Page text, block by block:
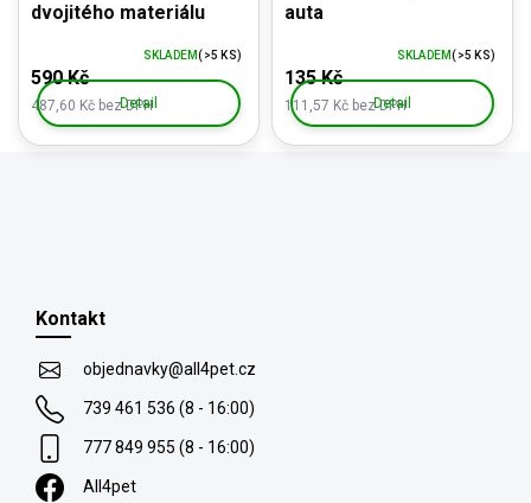
dvojitého materiálu
487,60 Kč bez DPH
590 Kč
SKLADEM(>5 KS)
Detail
auta
111,57 Kč bez DPH
135 Kč
SKLADEM(>5 KS)
Detail
Kontakt
objednavky@all4pet.cz
739 461 536 (8 - 16:00)
777 849 955 (8 - 16:00)
All4pet